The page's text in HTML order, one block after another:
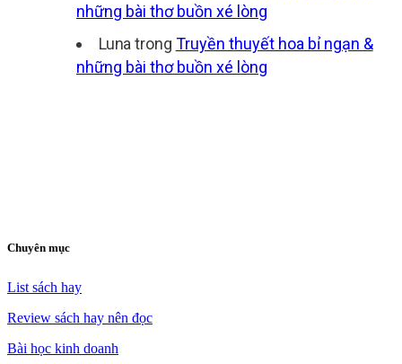
những bài thơ buồn xé lòng
Luna trong Truyền thuyết hoa bỉ ngạn &
những bài thơ buồn xé lòng
Chuyên mục
List sách hay
Review sách hay nên đọc
Bài học kinh doanh